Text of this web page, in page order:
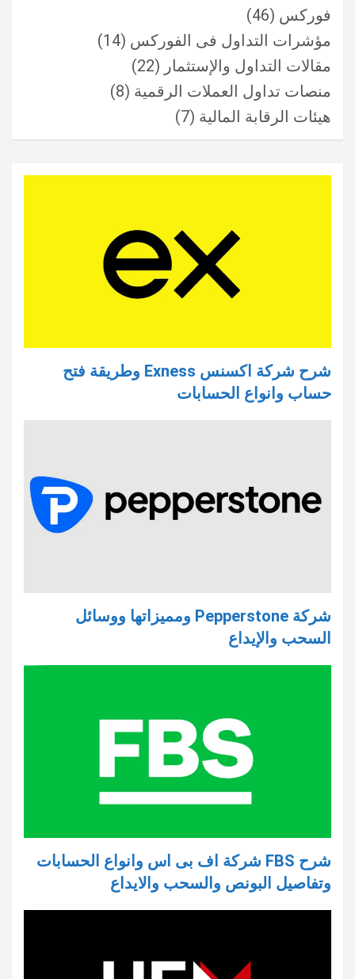
فوركس (46)
مؤشرات التداول فى الفوركس (14)
مقالات التداول والإستثمار (22)
منصات تداول العملات الرقمية (8)
هيئات الرقابة المالية (7)
شرح شركة اكسنس Exness وطريقة فتح
حساب وانواع الحسابات
شركة Pepperstone ومميزاتها ووسائل
السحب والإيداع
شرح FBS شركة اف بى اس وانواع الحسابات
وتفاصيل البونص والسحب والايداع